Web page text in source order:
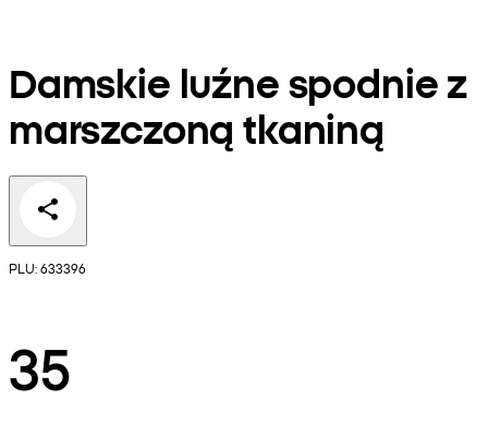
Damskie luźne spodnie z
marszczoną tkaniną
PLU: 633396
35